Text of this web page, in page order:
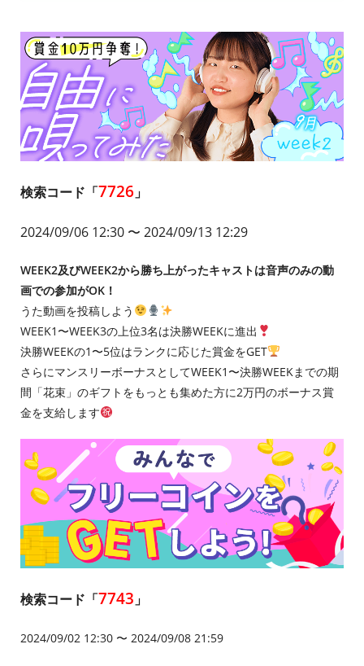
検索コード「7726 」
2024/09/06 12:30 〜 2024/09/13 12:29
WEEK2及びWEEK2から勝ち上がったキャストは音声のみの動
画での参加がOK！
うた動画を投稿しよう
WEEK1〜WEEK3の上位3名は決勝WEEKに進出
決勝WEEKの1〜5位はランクに応じた賞金をGET
さらにマンスリーボーナスとしてWEEK1〜決勝WEEKまでの期
間「花束」のギフトをもっとも集めた方に2万円のボーナス賞
金を支給します
検索コード「7743 」
2024/09/02 12:30 〜 2024/09/08 21:59